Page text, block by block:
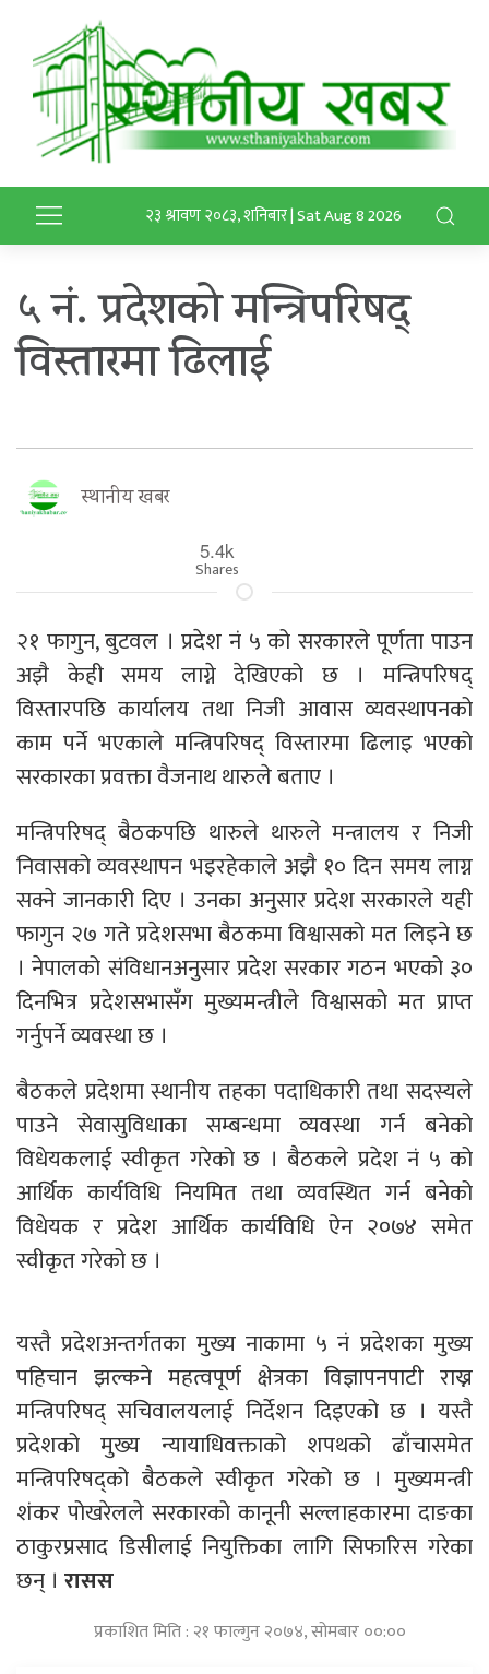
२३ श्रावण २०८३, शनिबार | Sat Aug 8 2026
५ नं. प्रदेशको मन्त्रिपरिषद्
विस्तारमा ढिलाई
स्थानीय खबर
5.4k
Shares
२१ फागुन, बुटवल । प्रदेश नं ५ को सरकारले पूर्णता पाउन
अझै केही समय लाग्ने देखिएको छ । मन्त्रिपरिषद्
विस्तारपछि कार्यालय तथा निजी आवास व्यवस्थापनको
काम पर्ने भएकाले मन्त्रिपरिषद् विस्तारमा ढिलाइ भएको
सरकारका प्रवक्ता वैजनाथ थारुले बताए ।
मन्त्रिपरिषद् बैठकपछि थारुले थारुले मन्त्रालय र निजी
निवासको व्यवस्थापन भइरहेकाले अझै १० दिन समय लाग्न
सक्ने जानकारी दिए । उनका अनुसार प्रदेश सरकारले यही
फागुन २७ गते प्रदेशसभा बैठकमा विश्वासको मत लिइने छ
। नेपालको संविधानअनुसार प्रदेश सरकार गठन भएको ३०
दिनभित्र प्रदेशसभासँग मुख्यमन्त्रीले विश्वासको मत प्राप्त
गर्नुपर्ने व्यवस्था छ ।
बैठकले प्रदेशमा स्थानीय तहका पदाधिकारी तथा सदस्यले
पाउने सेवासुविधाका सम्बन्धमा व्यवस्था गर्न बनेको
विधेयकलाई स्वीकृत गरेको छ । बैठकले प्रदेश नं ५ को
आर्थिक कार्यविधि नियमित तथा व्यवस्थित गर्न बनेको
विधेयक र प्रदेश आर्थिक कार्यविधि ऐन २०७४ समेत
स्वीकृत गरेको छ ।
यस्तै प्रदेशअन्तर्गतका मुख्य नाकामा ५ नं प्रदेशका मुख्य
पहिचान झल्कने महत्वपूर्ण क्षेत्रका विज्ञापनपाटी राख्न
मन्त्रिपरिषद् सचिवालयलाई निर्देशन दिइएको छ । यस्तै
प्रदेशको मुख्य न्यायाधिवक्ताको शपथको ढाँचासमेत
मन्त्रिपरिषद्को बैठकले स्वीकृत गरेको छ । मुख्यमन्त्री
शंकर पोखरेलले सरकारको कानूनी सल्लाहकारमा दाङका
ठाकुरप्रसाद डिसीलाई नियुक्तिका लागि सिफारिस गरेका
छन् । रासस
प्रकाशित मिति : २१ फाल्गुन २०७४, सोमबार ००:००